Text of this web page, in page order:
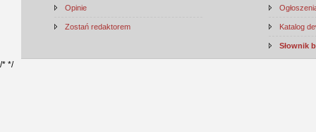
Opinie
Zostań redaktorem Katalog
Słownik
/* */